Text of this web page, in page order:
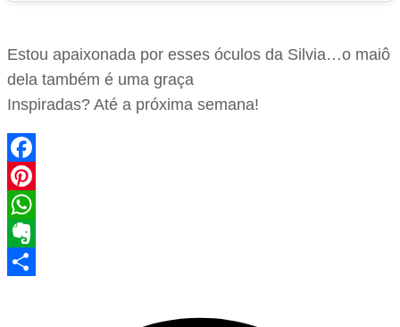
Estou apaixonada por esses óculos da Silvia…o maiô
dela também é uma graça
Inspiradas? Até a próxima semana!
Facebook
Pinterest
WhatsApp
Evernote